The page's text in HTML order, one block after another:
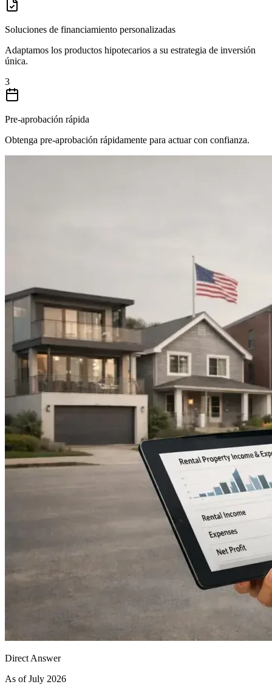
Soluciones de financiamiento personalizadas
Adaptamos los productos hipotecarios a su estrategia de inversión
única.
3
Pre-aprobación rápida
Obtenga pre-aprobación rápidamente para actuar con confianza.
Direct Answer
As of July 2026